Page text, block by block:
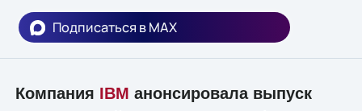
Подписаться в MAX
Компания IBM анонсировала выпуск